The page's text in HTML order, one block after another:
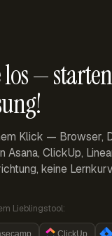
los —
Klick — Browser,
Asana, ClickUp,
keine
Lieblingstool:
ClickUp